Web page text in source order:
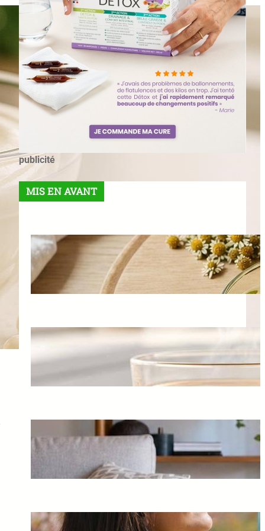
publicité
MIS EN AVANT
Meilleures Tisanes Pour Un
Microbiome Équilibré
août 7, 2026
Eau, Tisanes Ou Jus : Que
Choisir Pour L’Immunité ?
Comment Ajuster Sa Posture
En Soulevant Des Objets
août 3, 2026
Comment les saisons